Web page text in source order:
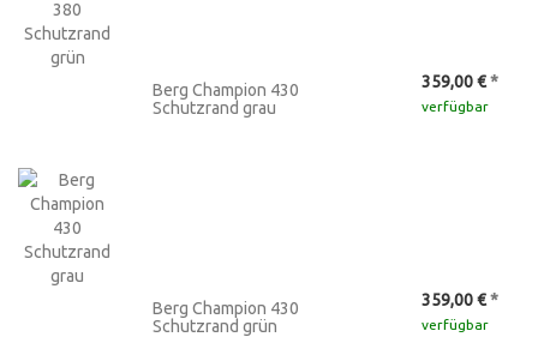
Berg Champion 430
Schutzrand grau
359,00 €*
verfügbar
Berg Champion 430
Schutzrand grün
359,00 €*
verfügbar